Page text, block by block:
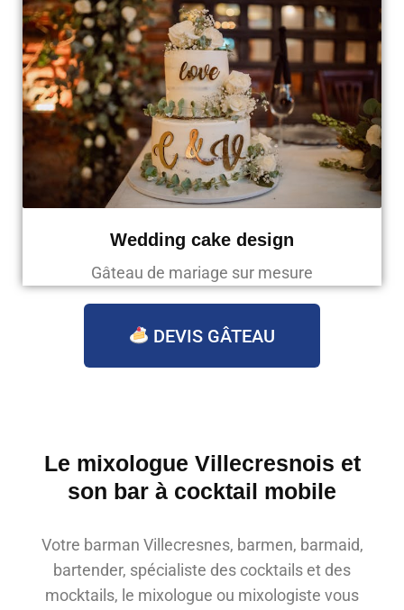
Wedding cake design
Gâteau de mariage sur mesure
DEVIS GÂTEAU
Le mixologue Villecresnois et
son bar à cocktail mobile
Votre barman Villecresnes, barmen, barmaid,
bartender, spécialiste des cocktails et des
mocktails, le mixologue ou mixologiste vous